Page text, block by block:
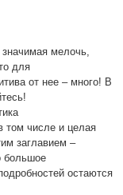
мелочь,
для
от нее – много! В
том числе и целая
заглавием –
большое
остаются